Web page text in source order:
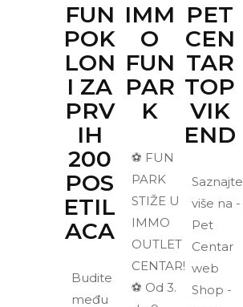
FUN
POK
LON
I ZA
PRV
IH
200
POS
ETIL
ACA
Budite
među
IMM
O
FUN
PAR
K
⚽ FUN
PARK
STIŽE U
IMMO
OUTLET
CENTAR!
⚽ Od 3.
PET
CEN
TAR
TOP
VIK
END
Saznajte
više na -
Pet
Centar
web
Shop -